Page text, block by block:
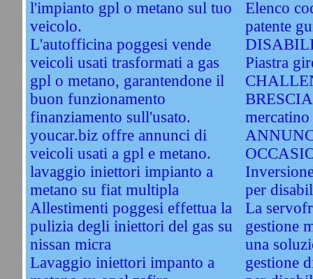
l'impianto gpl o metano sul tuo
veicolo.
L'autofficina poggesi vende
veicoli usati trasformati a gas
gpl o metano, garantendone il
buon funzionamento
finanziamento sull'usato.
youcar.biz offre annunci di
veicoli usati a gpl e metano.
lavaggio iniettori impianto a
metano su fiat multipla
Allestimenti poggesi effettua la
pulizia degli iniettori del gas su
nissan micra
Lavaggio iniettori impanto a
Elenco
patente
Piastra
mercatino
per
La
gestione
una
gestione